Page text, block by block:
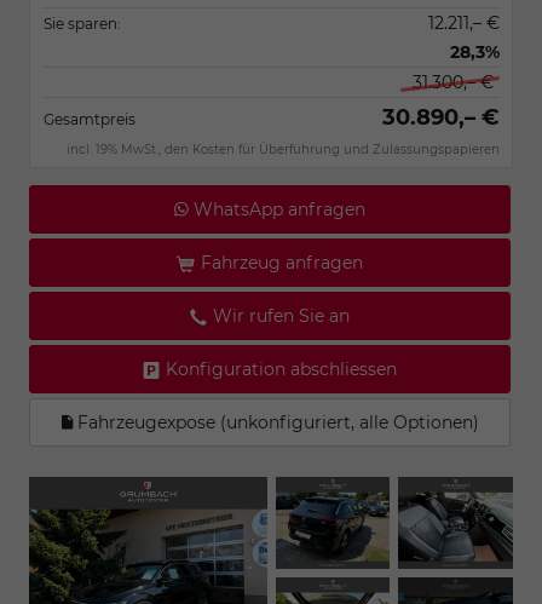
Sie sparen:
12.211,– €
28,3%
31.300,– €
Gesamtpreis 30.890,– €
incl. 19% MwSt., den Kosten für Überführung und Zulassungspapieren
WhatsApp anfragen
Fahrzeug anfragen
Wir rufen Sie an
Konfiguration abschliessen
Fahrzeugexpose (unkonfiguriert, alle Optionen)